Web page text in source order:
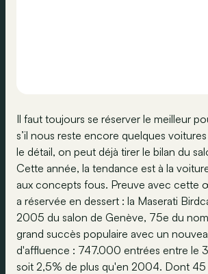
Il faut toujours se réserver le meilleur
s’il nous reste encore quelques
le détail, on peut déjà tirer le bilan du
Cette année, la tendance est à la
aux concepts fous. Preuve avec cette
a réservée en dessert : la Maserati
2005 du salon de Genève, 75e du
grand succès populaire avec un
d'affluence : 747.000 entrées entre le 3
soit 2,5% de plus qu'en 2004. Dont 45